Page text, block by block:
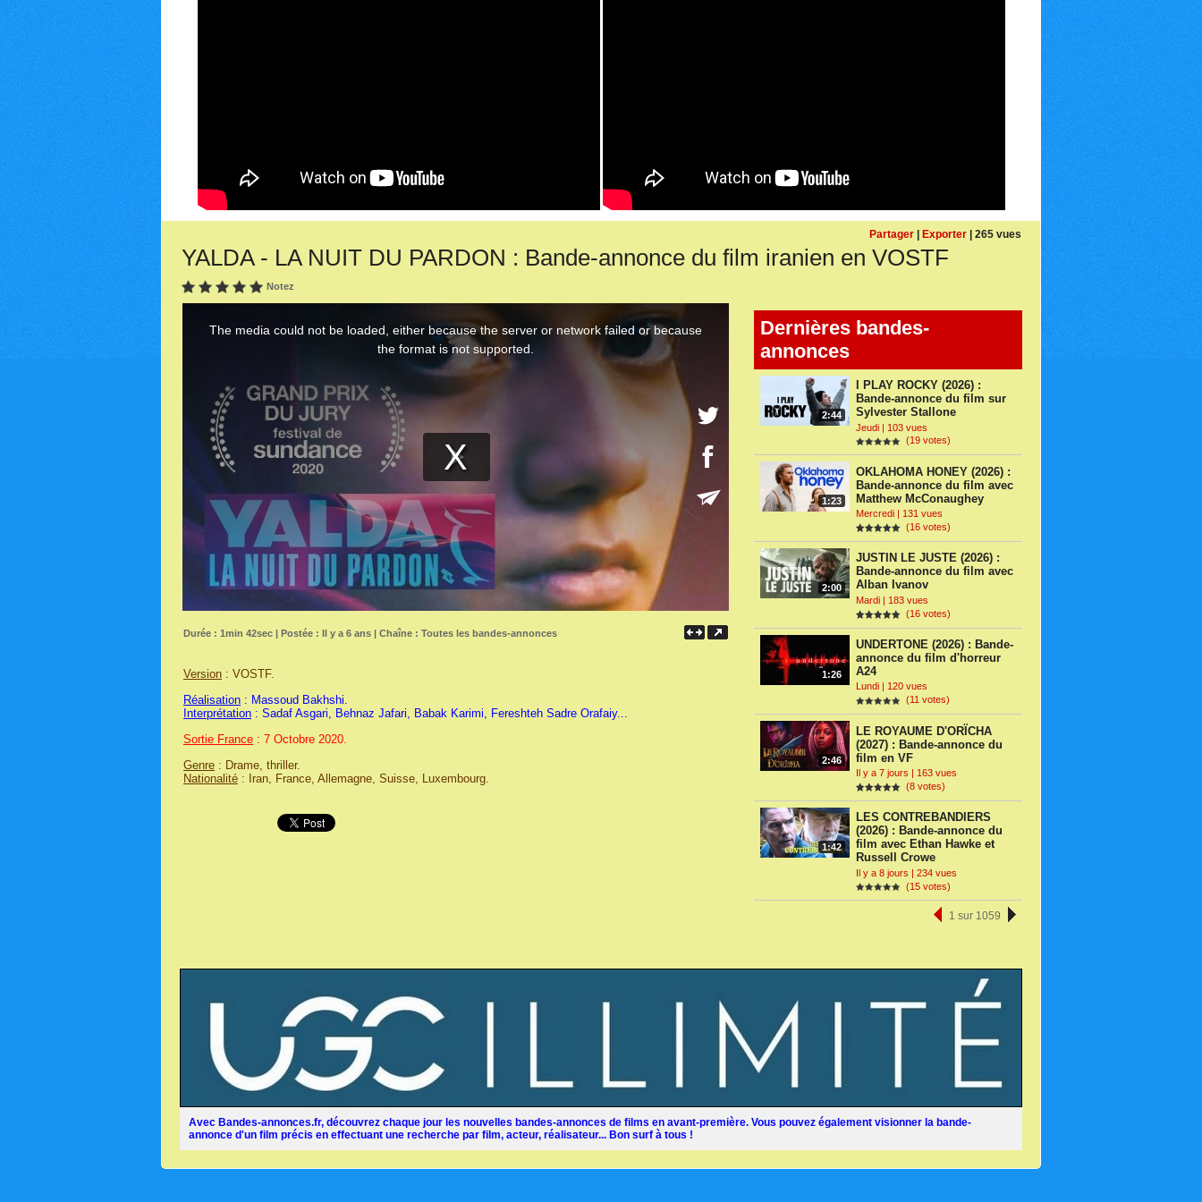
Partager | Exporter | 265 vues
YALDA - LA NUIT DU PARDON : Bande-annonce du film iranien en VOSTF
Notez
Dernières bandes-
annonces
2:44
I PLAY ROCKY (2026) :
Bande-annonce du film sur
Sylvester Stallone
Jeudi | 103 vues
(19 votes)
1:23
OKLAHOMA HONEY (2026) :
Bande-annonce du film avec
Matthew McConaughey
Mercredi | 131 vues
(16 votes)
2:00
JUSTIN LE JUSTE (2026) :
Bande-annonce du film avec
Alban Ivanov
Mardi | 183 vues
(16 votes)
1:26
UNDERTONE (2026) : Bande-
annonce du film d'horreur
A24
Lundi | 120 vues
(11 votes)
2:46
LE ROYAUME D'ORÏCHA
(2027) : Bande-annonce du
film en VF
Il y a 7 jours | 163 vues
(8 votes)
1:42
LES CONTREBANDIERS
(2026) : Bande-annonce du
film avec Ethan Hawke et
Russell Crowe
Il y a 8 jours | 234 vues
(15 votes)
1 sur 1059
Durée : 1min 42sec | Postée : Il y a 6 ans | Chaîne : Toutes les bandes-annonces
Version : VOSTF.
Réalisation : Massoud Bakhshi.
Interprétation : Sadaf Asgari, Behnaz Jafari, Babak Karimi, Fereshteh Sadre Orafaiy...
Sortie France : 7 Octobre 2020.
Genre : Drame, thriller.
Nationalité : Iran, France, Allemagne, Suisse, Luxembourg.
Avec Bandes-annonces.fr, découvrez chaque jour les nouvelles bandes-annonces de films en avant-première. Vous pouvez également visionner la bande-
annonce d'un film précis en effectuant une recherche par film, acteur, réalisateur... Bon surf à tous !